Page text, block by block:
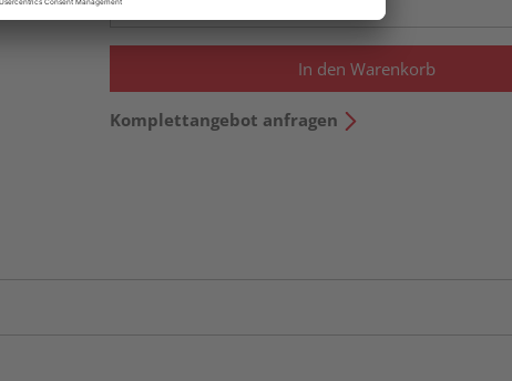
In den Warenkorb
Komplettangebot anfragen